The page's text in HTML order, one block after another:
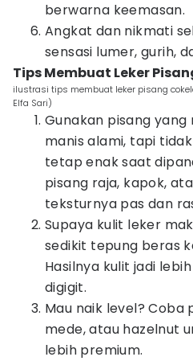
berwarna keemasan.
Angkat dan nikmati
sensasi lumer, gurih,
Tips Membuat Leker
ilustrasi tips membuat leker pisang
Elfa Sari)
Gunakan pisang
manis alami, tapi
tetap enak saat
pisang raja, kapok,
teksturnya pas dan
Supaya kulit leker
sedikit tepung beras
Hasilnya kulit jadi
digigit.
Mau naik level? Coba
mede, atau hazelnut
lebih premium.